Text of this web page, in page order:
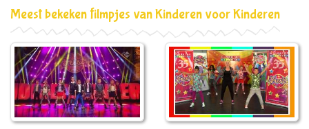
Meest bekeken filmpjes van Kinderen voor Kinderen